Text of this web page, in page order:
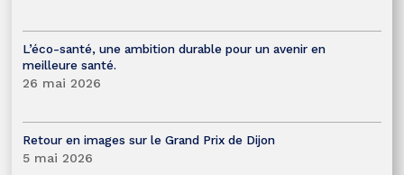
L’éco-santé, une ambition durable pour un avenir en
meilleure santé.
26 mai 2026
Retour en images sur le Grand Prix de Dijon
5 mai 2026